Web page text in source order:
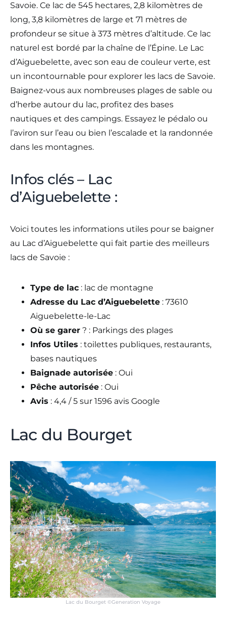
Savoie. Ce lac de 545 hectares, 2,8 kilomètres de
long, 3,8 kilomètres de large et 71 mètres de
profondeur se situe à 373 mètres d’altitude. Ce lac
naturel est bordé par la chaîne de l’Épine. Le Lac
d’Aiguebelette, avec son eau de couleur verte, est
un incontournable pour explorer les lacs de Savoie.
Baignez-vous aux nombreuses plages de sable ou
d’herbe autour du lac, profitez des bases
nautiques et des campings. Essayez le pédalo ou
l’aviron sur l’eau ou bien l’escalade et la randonnée
dans les montagnes.
Infos clés – Lac
d’Aiguebelette :
Voici toutes les informations utiles pour se baigner
au Lac d’Aiguebelette qui fait partie des meilleurs
lacs de Savoie :
Type de lac : lac de montagne
Adresse du Lac d’Aiguebelette : 73610
Aiguebelette-le-Lac
Où se garer ? : Parkings des plages
Infos Utiles : toilettes publiques, restaurants,
bases nautiques
Baignade autorisée : Oui
Pêche autorisée : Oui
Avis : 4,4 / 5 sur 1596 avis Google
Lac du Bourget
Lac du Bourget ©Generation Voyage